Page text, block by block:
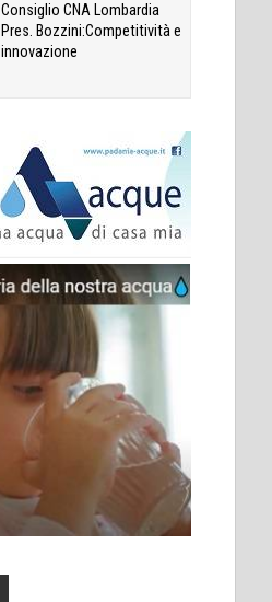
Consiglio CNA Lombardia
Pres. Bozzini:Competitività e
innovazione